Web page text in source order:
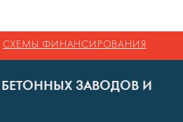
СХЕМЫ ФИНАНСИРОВАНИЯ
ЗАВОДОВ И